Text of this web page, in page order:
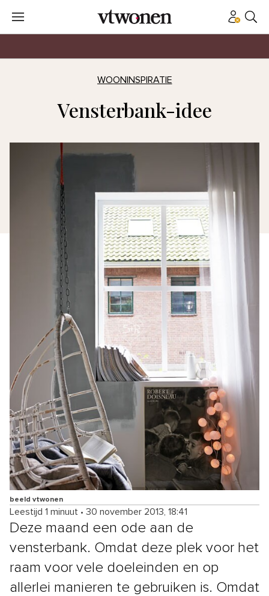
WOONINSPIRATIE
Vensterbank-idee
beeld vtwonen
Leestijd 1 minuut • 30 november 2013, 18:41
Deze maand een ode aan de
vensterbank. Omdat deze plek voor het
raam voor vele doeleinden en op
allerlei manieren te gebruiken is. Omdat